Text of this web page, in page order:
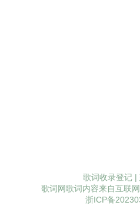
歌词收录登记 |
歌词网歌词内容来自互联
浙ICP备